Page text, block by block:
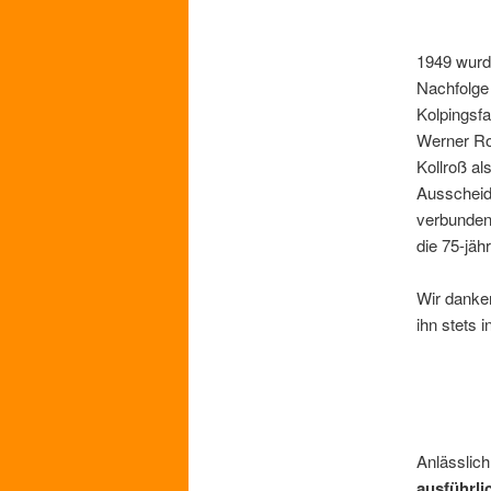
1949
Werner
Kollroß
die 75-
Wir
ihn stets